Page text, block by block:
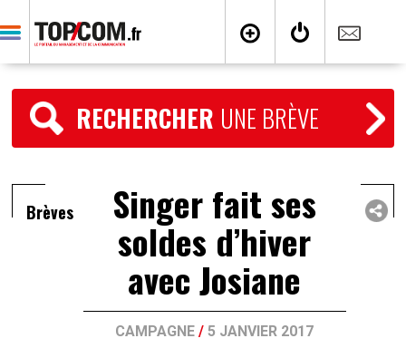
RECHERCHER UNE BRÈVE
Brèves Singer fait ses
soldes d’hiver
avec Josiane
CAMPAGNE /5 JANVIER 2017